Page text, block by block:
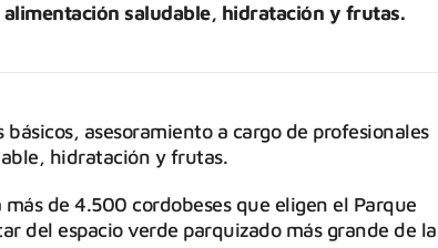
saludable, hidratación y frutas.
asesoramiento a cargo de profesionales
hidratación y frutas.
de 4.500 cordobeses que eligen el Parque
del espacio verde parquizado más grande de la